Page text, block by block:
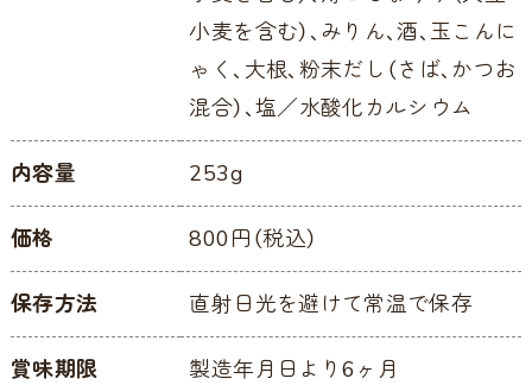
小麦を含む）、みりん、酒、玉こんに
ゃく、大根、粉末だし（さば、かつお
混合）、塩／水酸化カルシウム
内容量 253g
価格 800円（税込）
保存方法 直射日光を避けて常温で保存
賞味期限 製造年月日より6ヶ月